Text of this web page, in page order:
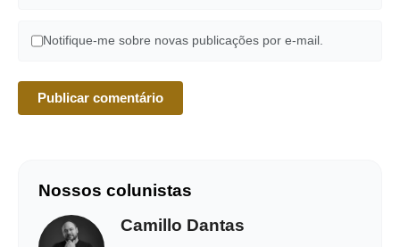
Notifique-me sobre novas publicações por e-mail.
Nossos colunistas
Camillo Dantas